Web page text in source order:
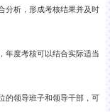
析，形成考核结果并及时
度考核可以结合实际适当
领导班子和领导干部，可